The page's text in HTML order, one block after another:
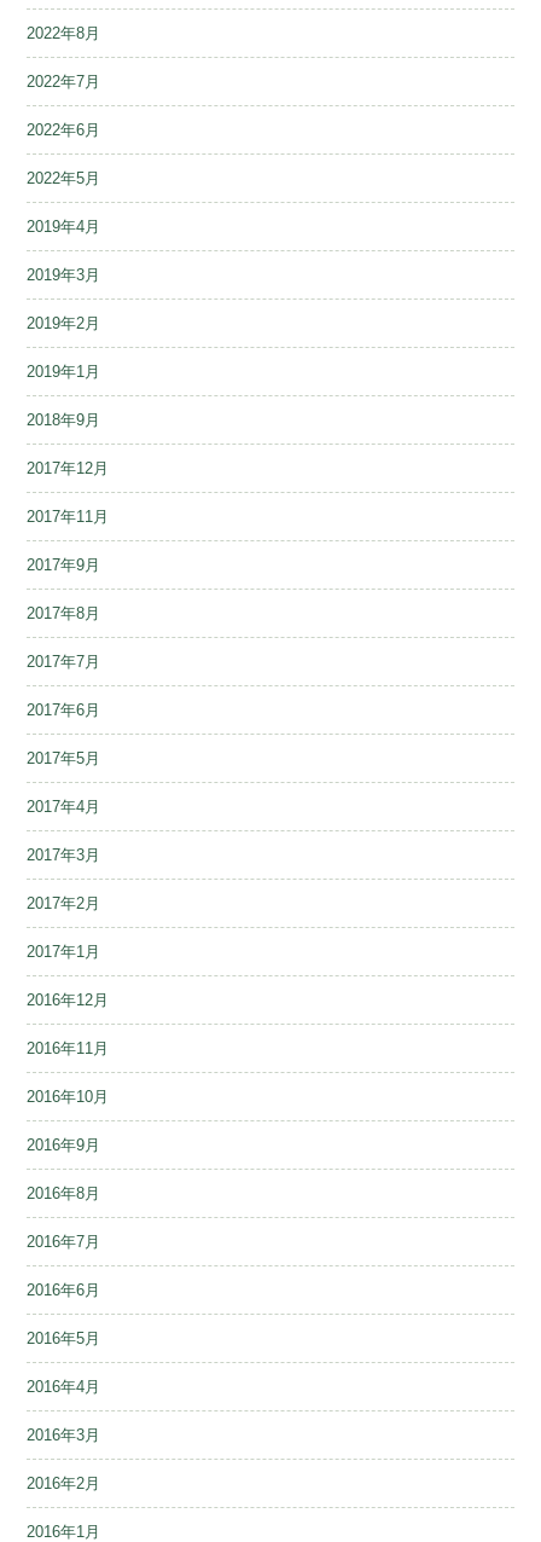
2022年8月
2022年7月
2022年6月
2022年5月
2019年4月
2019年3月
2019年2月
2019年1月
2018年9月
2017年12月
2017年11月
2017年9月
2017年8月
2017年7月
2017年6月
2017年5月
2017年4月
2017年3月
2017年2月
2017年1月
2016年12月
2016年11月
2016年10月
2016年9月
2016年8月
2016年7月
2016年6月
2016年5月
2016年4月
2016年3月
2016年2月
2016年1月